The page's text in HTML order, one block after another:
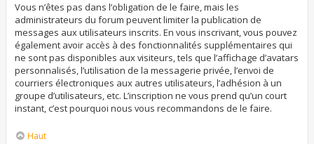
Vous n’êtes pas dans l’obligation de le faire, mais les
administrateurs du forum peuvent limiter la publication de
messages aux utilisateurs inscrits. En vous inscrivant, vous pouvez
également avoir accès à des fonctionnalités supplémentaires qui
ne sont pas disponibles aux visiteurs, tels que l’affichage d’avatars
personnalisés, l’utilisation de la messagerie privée, l’envoi de
courriers électroniques aux autres utilisateurs, l’adhésion à un
groupe d’utilisateurs, etc. L’inscription ne vous prend qu’un court
instant, c’est pourquoi nous vous recommandons de le faire.
Haut